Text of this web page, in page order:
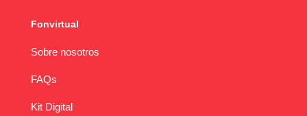
Fonvirtual
Sobre nosotros
FAQs
Kit Digital